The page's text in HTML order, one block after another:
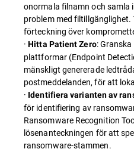
onormala filnamn och samla
problem med
förteckning över
·Hitta Patient Zero:
plattformar (Endpoint
mänskligt genererade
postmeddelanden, för att
· Identifiera varianten av
för identifiering av
Ransomware Recognition
lösenanteckningen för att
ransomware-stammen.